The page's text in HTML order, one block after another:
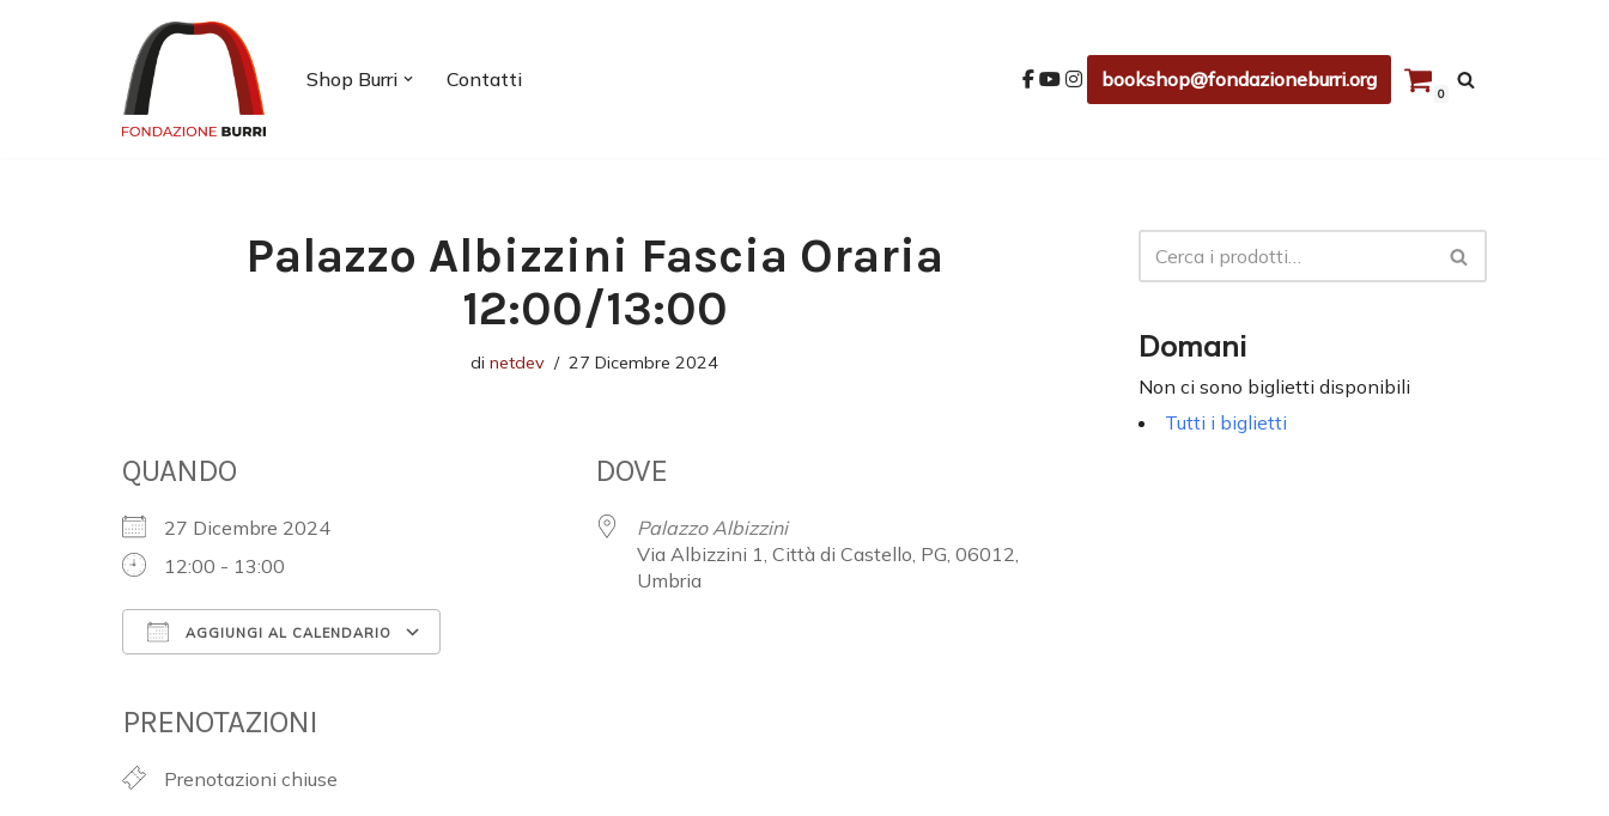
Shop Burri Contatti bookshop@fondazioneburri.org
0
Palazzo Albizzini Fascia Oraria
12:00/13:00
di netdev 27 Dicembre 2024
QUANDO
27 Dicembre 2024
12:00 - 13:00
AGGIUNGI AL CALENDARIO
PRENOTAZIONI
Prenotazioni chiuse
DOVE
Palazzo Albizzini
Via Albizzini 1, Città di Castello, PG, 06012,
Umbria
Domani
Non ci sono biglietti disponibili
Tutti i biglietti